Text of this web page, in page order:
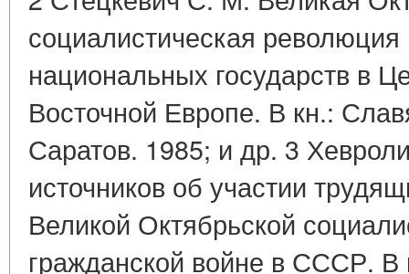
социалистическая
национальных государств в
Восточной Европе. В кн.:
Саратов. 1985; и др. 3
источников об участии
Великой Октябрьской
гражданской войне в СССР. В